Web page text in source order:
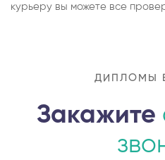
курьеру вы можете все
ДИПЛОМЫ
Закажите